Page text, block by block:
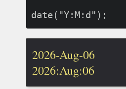
2026-Aug-06
2026:Aug:06